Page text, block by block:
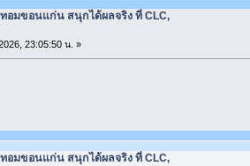
ทอมขอนแก่น สนุกได้ผลจริง ที่ CLC,
23:05:50 น. »
ทอมขอนแก่น สนุกได้ผลจริง ที่ CLC,